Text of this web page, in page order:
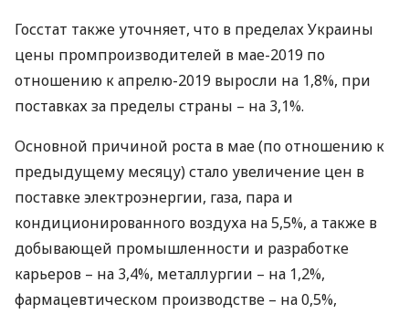
Госстат также уточняет, что в пределах Украины
цены промпроизводителей в мае-2019 по
отношению к апрелю-2019 выросли на 1,8%, при
поставках за пределы страны – на 3,1%.
Основной причиной роста в мае (по отношению к
предыдущему месяцу) стало увеличение цен в
поставке электроэнергии, газа, пара и
кондиционированного воздуха на 5,5%, а также в
добывающей промышленности и разработке
карьеров – на 3,4%, металлургии – на 1,2%,
фармацевтическом производстве – на 0,5%,